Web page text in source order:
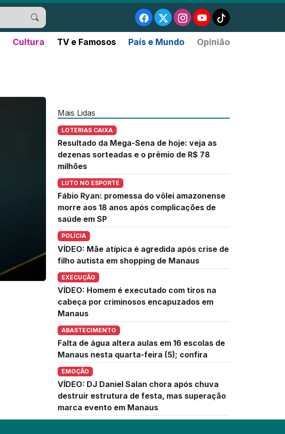
Cultura TV e Famosos País e Mundo Opinião
Mais Lidas
LOTERIAS CAIXA
Resultado da Mega-Sena de hoje: veja as
dezenas sorteadas e o prêmio de R$ 78
milhões
LUTO NO ESPORTE
Fábio Ryan: promessa do vôlei amazonense
morre aos 18 anos após complicações de
saúde em SP
POLÍCIA
VÍDEO: Mãe atípica é agredida após crise de
filho autista em shopping de Manaus
EXECUÇÃO
VÍDEO: Homem é executado com tiros na
cabeça por criminosos encapuzados em
Manaus
ABASTECIMENTO
Falta de água altera aulas em 16 escolas de
Manaus nesta quarta-feira (5); confira
EMOÇÃO
VÍDEO: DJ Daniel Salan chora após chuva
destruir estrutura de festa, mas superação
marca evento em Manaus